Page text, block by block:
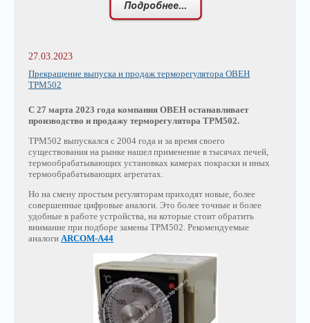
27.03.2023
Прекращение выпуска и продаж терморегулятора ОВЕН
ТРМ502
С 27 марта 2023 года компания ОВЕН останавливает
производство и продажу терморегулятора ТРМ502.
ТРМ502 выпускался с 2004 года и за время своего
существования на рынке нашел применение в тысячах печей,
термообрабатывающих установках камерах покраски и иных
термообрабатывающих агрегатах.
Но на смену простым регуляторам приходят новые, более
совершенные цифровые аналоги. Это более точные и более
удобные в работе устройства, на которые стоит обратить
внимание при подборе замены ТРМ502. Рекомендуемые
аналоги ARCOM-A44